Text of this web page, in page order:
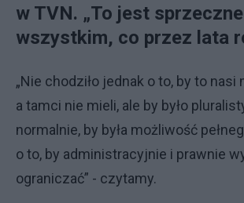
w TVN. „To jest
wszystkim, co przez lata
„Nie chodziło jednak o to, by to
a tamci nie mieli, ale by było
normalnie, by była możliwość
o to, by administracyjnie i prawnie
ograniczać” - czytamy.